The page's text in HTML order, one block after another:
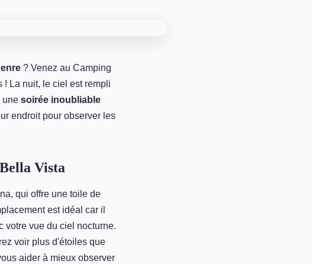
? Venez au Camping
La nuit, le ciel est rempli
une soirée inoubliable
endroit pour observer les
Vista
qui offre une toile de
est idéal car il
votre vue du ciel nocturne.
voir plus d'étoiles que
aider à mieux observer